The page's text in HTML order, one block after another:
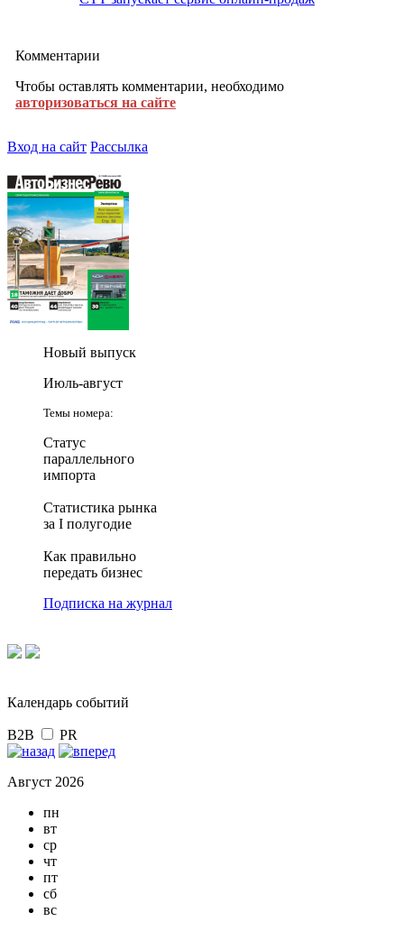
Комментарии
Чтобы оставлять комментарии, необходимо
авторизоваться на сайте
Вход на сайт Рассылка
Новый выпуск
Июль-август
Темы номера:
Статус
параллельного
импорта
Статистика рынка
за I полугодие
Как правильно
передать бизнес
Подписка на журнал
Календарь событий
B2B PR
Август 2026
пн
вт
ср
чт
пт
сб
вс